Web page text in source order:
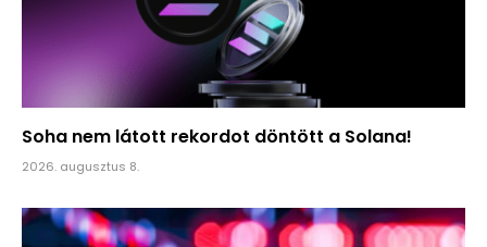
Soha nem látott rekordot döntött a Solana!
2026. augusztus 8.